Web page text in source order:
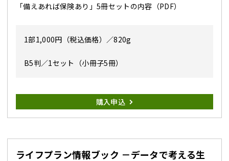
「備えあれば保険あり」5冊セットの内容（PDF）
1部1,000円（税込価格）／820g
B5判／1セット（小冊子5冊）
購入申込
ライフプラン情報ブック －データで考える生